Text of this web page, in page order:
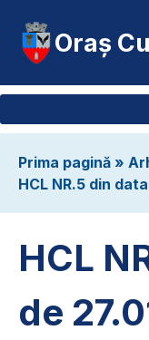
Oraș
Prima pagină »
HCL NR.5 din
HCL
de